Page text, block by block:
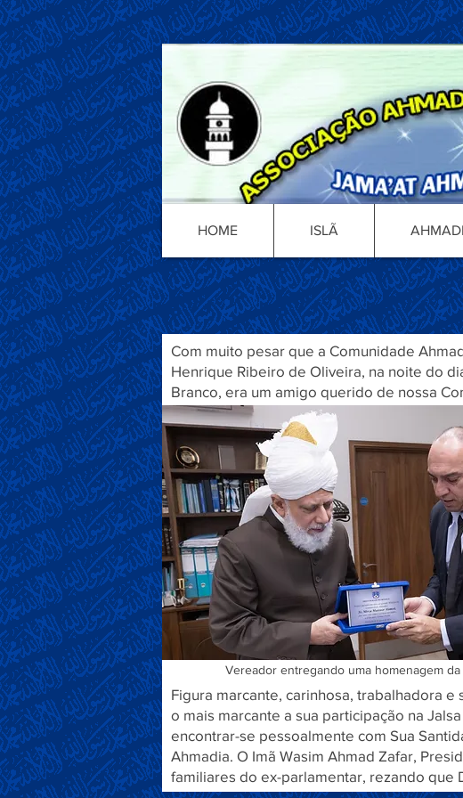
HOME ISLÃ
Com muito pesar que a Comunidade
Henrique Ribeiro de Oliveira, na noite do
Branco, era um amigo querido de nossa
Vereador entregando uma homenagem da
Figura marcante, carinhosa, trabalhadora
o mais marcante a sua participação na
encontrar-se pessoalmente com Sua
Ahmadia. O Imã Wasim Ahmad Zafar,
familiares do ex-parlamentar, rezando que